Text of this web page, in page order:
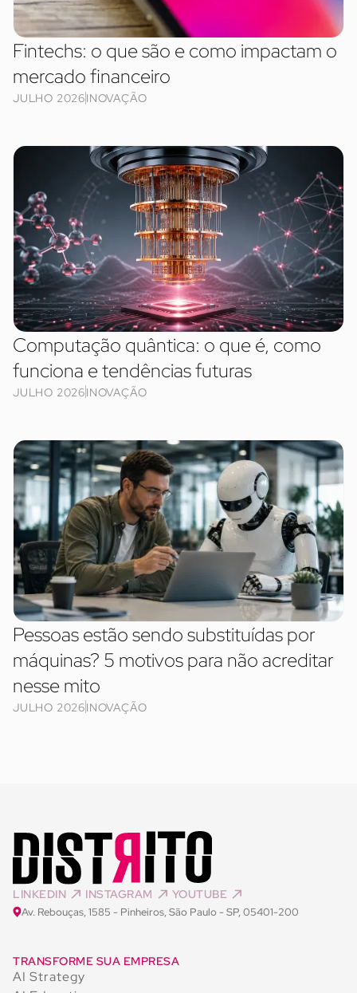
Fintechs: o que são e como impactam o
mercado financeiro
JULHO 2026INOVAÇÃO
Computação quântica: o que é, como
funciona e tendências futuras
JULHO 2026INOVAÇÃO
Pessoas estão sendo substituídas por
máquinas? 5 motivos para não acreditar
nesse mito
JULHO 2026INOVAÇÃO
LINKEDIN INSTAGRAM YOUTUBE
Av. Rebouças, 1585 - Pinheiros, São Paulo - SP, 05401-200
TRANSFORME SUA EMPRESA
AI Strategy